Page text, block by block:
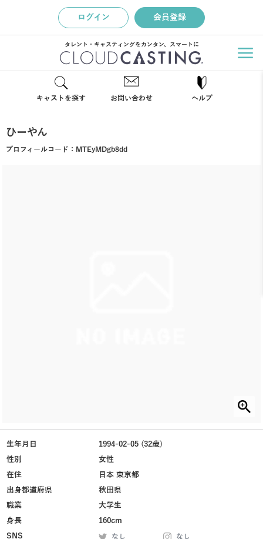
ログイン 会員登録
タレント・キャスティングをカンタン、スマートに
キャストを探す お問い合わせ ヘルプ
ひーやん
プロフィールコード： MTEyMDgb8dd
生年月日
1994-02-05 (32歳)
性別
女性
在住
日本 東京都
出身都道府県
秋田県
職業
大学生
身長
160cm
SNS
なし
なし